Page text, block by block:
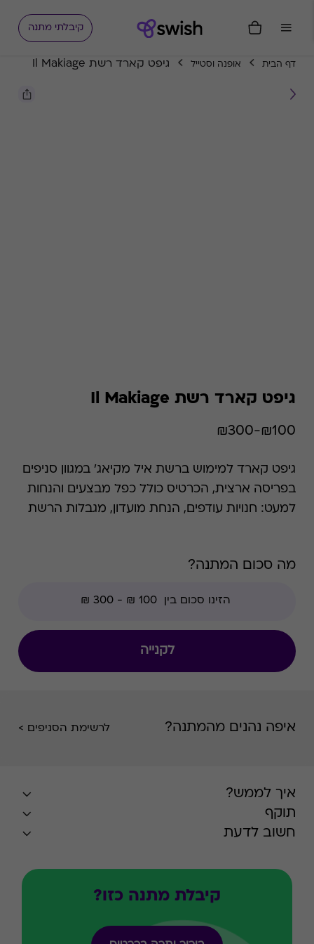
קיבלתי מתנה
דף הבית אופנה וסטייל גיפט קארד רשת Il Makiage
גיפט קארד רשת Il Makiage
₪100-₪300
גיפט קארד למימוש ברשת איל מקיאג' במגוון סניפים
בפריסה ארצית, הכרטיס כולל כפל מבצעים והנחות
למעט: חנויות עודפים, הנחת מועדון, מגבלות הרשת
מגוון אמיתי של איפור מקצועי ואיכותי, באמצעותו
חדשים ומעצימים מדי חודש, ומשתפים אתכן
להיות אמני האיפור של עצמכן.""
מה סכום המתנה?
לקנייה
איפה נהנים מהמתנה? לרשימת הסניפים >
איך לממש?
תוקף
חשוב לדעת
קיבלת מתנה כזו?